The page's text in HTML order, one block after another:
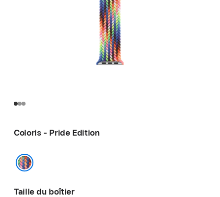
Coloris - Pride Edition
Taille du boîtier